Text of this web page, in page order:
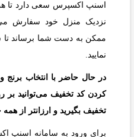
اسنپ اکسپرس سعی دارد تا
نزدیک منزل خود سفارش
ممکن به دست شما برساند
نمایید.
در حال حاضر با انتخاب برنج
تخفیف بگیرید و ارزانتر از
برای ورود به سامانه اسنپ